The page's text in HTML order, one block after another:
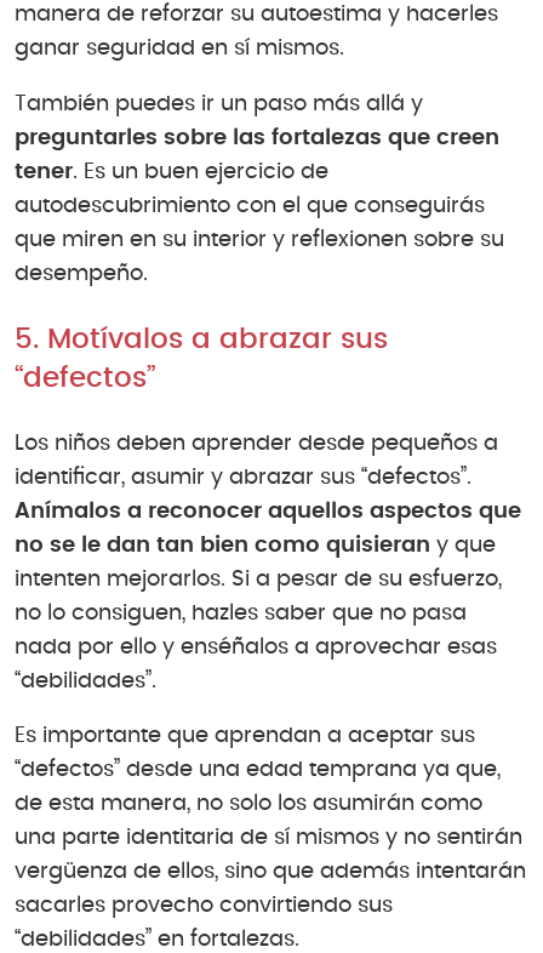
manera de reforzar su autoestima y hacerles
ganar seguridad en sí mismos.
También puedes ir un paso más allá y
preguntarles sobre las fortalezas que creen
tener. Es un buen ejercicio de
autodescubrimiento con el que conseguirás
que miren en su interior y reflexionen sobre su
desempeño.
5. Motívalos a abrazar sus
“defectos”
Los niños deben aprender desde pequeños a
identificar, asumir y abrazar sus “defectos”.
Anímalos a reconocer aquellos aspectos que
no se le dan tan bien como quisieran y que
intenten mejorarlos. Si a pesar de su esfuerzo,
no lo consiguen, hazles saber que no pasa
nada por ello y enséñalos a aprovechar esas
“debilidades”.
Es importante que aprendan a aceptar sus
“defectos” desde una edad temprana ya que,
de esta manera, no solo los asumirán como
una parte identitaria de sí mismos y no sentirán
vergüenza de ellos, sino que además intentarán
sacarles provecho convirtiendo sus
“debilidades” en fortalezas.